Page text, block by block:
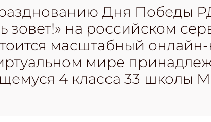
Дня Победы
зовет!» на российском
масштабный
мире
4 класса 33 школы